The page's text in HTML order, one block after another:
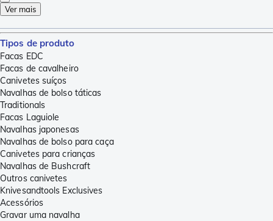
Ver mais
Tipos de produto
Facas EDC
Facas de cavalheiro
Canivetes suíços
Navalhas de bolso táticas
Traditionals
Facas Laguiole
Navalhas japonesas
Navalhas de bolso para caça
Canivetes para crianças
Navalhas de Bushcraft
Outros canivetes
Knivesandtools Exclusives
Acessórios
Gravar uma navalha